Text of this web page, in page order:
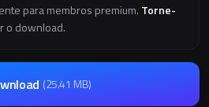
para membros premium. Torne-
o download.
(25.41 MB)